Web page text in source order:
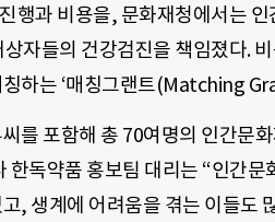
행과 비용을, 문화재청에서는
자들의 건강검진을 책임졌다.
하는 ‘매칭그랜트(Matching
를 포함해 총 70여명의 인간문
한독약품 홍보팀 대리는 “인간
, 생계에 어려움을 겪는 이들도